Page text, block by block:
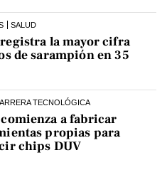
SALUD
la mayor cifra
de sarampión en 35
TECNOLÓGICA
a fabricar
propias para
chips DUV